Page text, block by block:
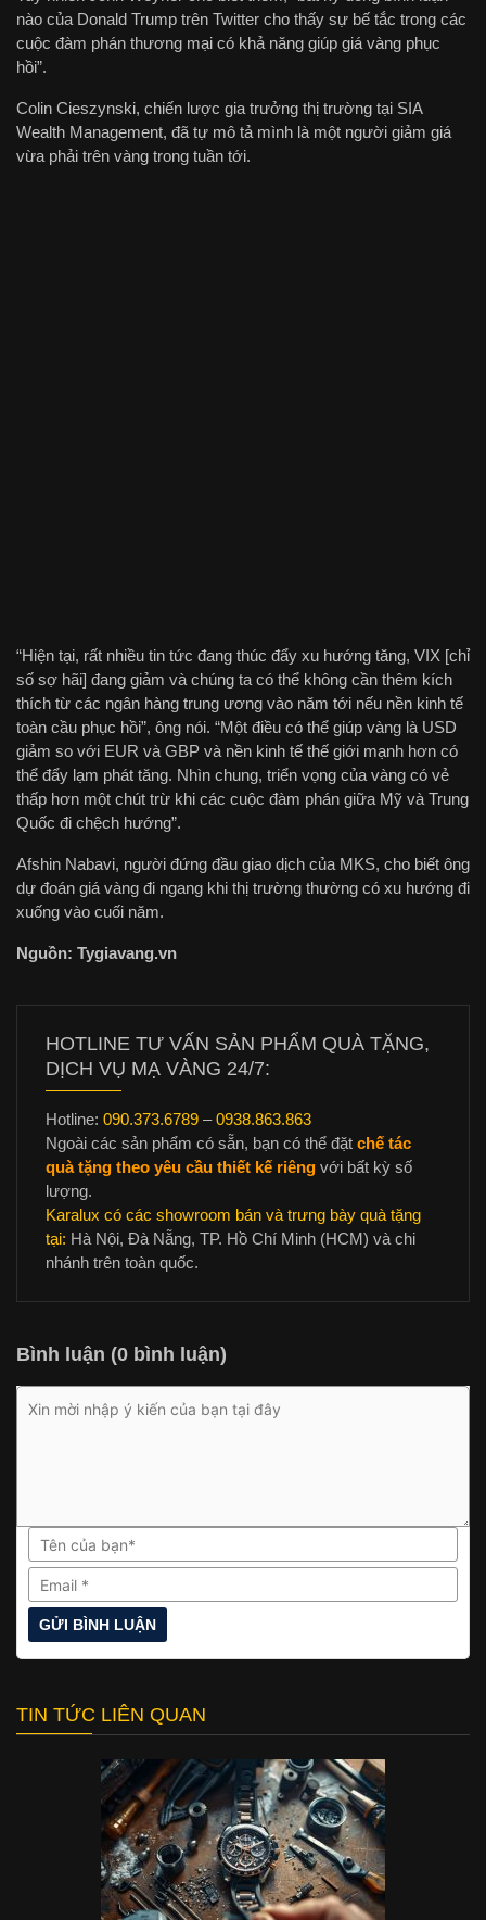
nào của Donald Trump trên Twitter cho thấy sự bế tắc trong các
cuộc đàm phán thương mại có khả năng giúp giá vàng phục
hồi”.
Colin Cieszynski, chiến lược gia trưởng thị trường tại SIA
Wealth Management, đã tự mô tả mình là một người giảm giá
vừa phải trên vàng trong tuần tới.
“Hiện tại, rất nhiều tin tức đang thúc đẩy xu hướng tăng, VIX [chỉ
số sợ hãi] đang giảm và chúng ta có thể không cần thêm kích
thích từ các ngân hàng trung ương vào năm tới nếu nền kinh tế
toàn cầu phục hồi”, ông nói. “Một điều có thể giúp vàng là USD
giảm so với EUR và GBP và nền kinh tế thế giới mạnh hơn có
thể đẩy lạm phát tăng. Nhìn chung, triển vọng của vàng có vẻ
thấp hơn một chút trừ khi các cuộc đàm phán giữa Mỹ và Trung
Quốc đi chệch hướng”.
Afshin Nabavi, người đứng đầu giao dịch của MKS, cho biết ông
dự đoán giá vàng đi ngang khi thị trường thường có xu hướng đi
xuống vào cuối năm.
Nguồn: Tygiavang.vn
HOTLINE TƯ VẤN SẢN PHẨM QUÀ TẶNG,
DỊCH VỤ MẠ VÀNG 24/7:
Hotline: 090.373.6789 –0938.863.863
Ngoài các sản phẩm có sẵn, bạn có thể đặt chế tác
quà tặng theo yêu cầu thiết kế riêng với bất kỳ số
lượng.
Karalux có các showroom bán và trưng bày quà tặng
tại: Hà Nội, Đà Nẵng, TP. Hồ Chí Minh (HCM) và chi
nhánh trên toàn quốc.
Bình luận (0 bình luận)
TIN TỨC LIÊN QUAN